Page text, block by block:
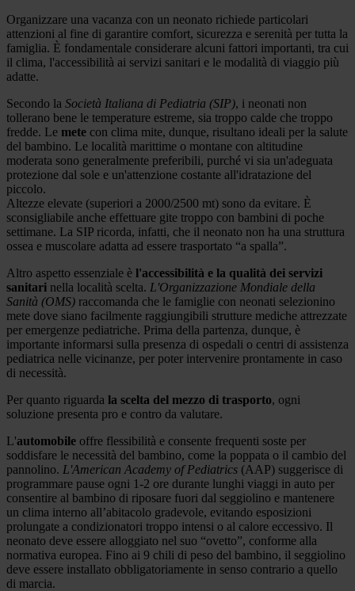
Organizzare una vacanza con un neonato richiede particolari
attenzioni al fine di garantire comfort, sicurezza e serenità per tutta la
famiglia. È fondamentale considerare alcuni fattori importanti, tra cui
il clima, l'accessibilità ai servizi sanitari e le modalità di viaggio più
adatte.
Secondo la Società Italiana di Pediatria (SIP), i neonati non
tollerano bene le temperature estreme, sia troppo calde che troppo
fredde. Le mete con clima mite, dunque, risultano ideali per la salute
del bambino. Le località marittime o montane con altitudine
moderata sono generalmente preferibili, purché vi sia un'adeguata
protezione dal sole e un'attenzione costante all'idratazione del
piccolo.
Altezze elevate (superiori a 2000/2500 mt) sono da evitare. È
sconsigliabile anche effettuare gite troppo con bambini di poche
settimane. La SIP ricorda, infatti, che il neonato non ha una struttura
ossea e muscolare adatta ad essere trasportato “a spalla”.
Altro aspetto essenziale è l'accessibilità e la qualità dei servizi
sanitari nella località scelta. L'Organizzazione Mondiale della
Sanità (OMS) raccomanda che le famiglie con neonati selezionino
mete dove siano facilmente raggiungibili strutture mediche attrezzate
per emergenze pediatriche. Prima della partenza, dunque, è
importante informarsi sulla presenza di ospedali o centri di assistenza
pediatrica nelle vicinanze, per poter intervenire prontamente in caso
di necessità.
Per quanto riguarda la scelta del mezzo di trasporto, ogni
soluzione presenta pro e contro da valutare.
L'automobile offre flessibilità e consente frequenti soste per
soddisfare le necessità del bambino, come la poppata o il cambio del
pannolino. L'American Academy of Pediatrics (AAP) suggerisce di
programmare pause ogni 1-2 ore durante lunghi viaggi in auto per
consentire al bambino di riposare fuori dal seggiolino e mantenere
un clima interno all’abitacolo gradevole, evitando esposizioni
prolungate a condizionatori troppo intensi o al calore eccessivo. Il
neonato deve essere alloggiato nel suo “ovetto”, conforme alla
normativa europea. Fino ai 9 chili di peso del bambino, il seggiolino
deve essere installato obbligatoriamente in senso contrario a quello
di marcia.